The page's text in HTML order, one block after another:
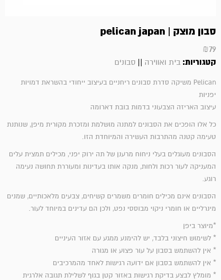
סבון מוצק | pelican japan
₪79
קטגוריות: בית ואווירה || סבונים
Pelican משיקה סדרת סבונים ריחניים בעיצוב ייחודי בהשראת דמויות
יפניות
עיצוב האריזה הצבעוני בדמות בובת דארומה
כל אלו הופכים את הסבונים למתנה מושלמת ומזכרת מקורית מיפן, שנותנת
טעימה קטנה מהתרבות העשירה והמיוחדת הזו.
הסבונים מעוגלים בעלי ניחוח מרענן של תה ירוק יפני, מכילים תמצית עלים
המעניקה לעור רכות ולחות, מנקה אותו בעדינות ומעוררת תחושה נעימה
רוגע.
הסבונים אינם מכילים חומרים משמרים קשיחים, צבעים מלאכותיים, שמנים
מינרליים או חומרי ניקוי מבוססי נפט, ולכן הם עדינים במיוחד לעור.
*מיוצר ביפן
* לשימוש חיצוני בלבד, יש להימנע ממגע עם אזור העיניים
* אין להשתמש בסבון על עור פצוע או מגורה
* אין להשתמש בסבון אם ידועה רגישות לאחד מהמרכיבים
* מומלץ לבצע בדיקת רגישות באזור קטן בגוף לשלילת תגובה אלרגית